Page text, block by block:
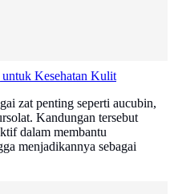
Kesehatan Kulit
zat penting seperti aucubin,
Kandungan tersebut
dalam membantu
menjadikannya sebagai